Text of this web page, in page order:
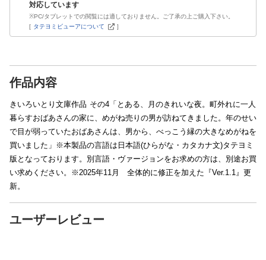
対応しています
※PC/タブレットでの閲覧には適しておりません。ご了承の上ご購入下さい。
[ タテヨミビューアについて ]
作品内容
きいろいとり文庫作品 その4「とある、月のきれいな夜。町外れに一人
暮らすおばあさんの家に、めがね売りの男が訪ねてきました。年のせい
で目が弱っていたおばあさんは、男から、べっこう縁の大きなめがねを
買いました」※本製品の言語は日本語(ひらがな・カタカナ文)タテヨミ
版となっております。別言語・ヴァージョンをお求めの方は、別途お買
い求めください。※2025年11月 全体的に修正を加えた『Ver.1.1』更
新。
ユーザーレビュー